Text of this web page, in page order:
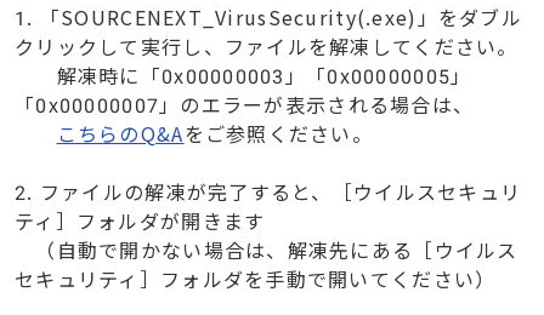
1. 「SOURCENEXT_VirusSecurity(.exe)」をダブル
クリックして実行し、ファイルを解凍してください。
解凍時に「0x00000003」「0x00000005」
「0x00000007」のエラーが表示される場合は、
こちらのQ&Aをご参照ください。
2. ファイルの解凍が完了すると、［ウイルスセキュリ
ティ］フォルダが開きます
（自動で開かない場合は、解凍先にある［ウイルス
セキュリティ］フォルダを手動で開いてください）